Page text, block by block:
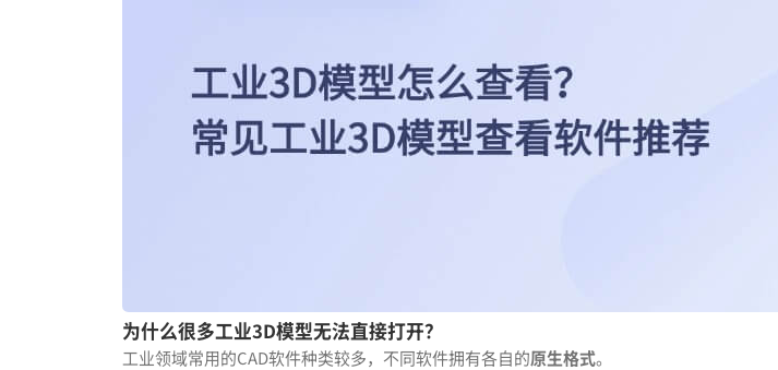
为什么很多工业3D模型无法直接打开？
工业领域常用的CAD软件种类较多，不同软件拥有各自的原生格式。